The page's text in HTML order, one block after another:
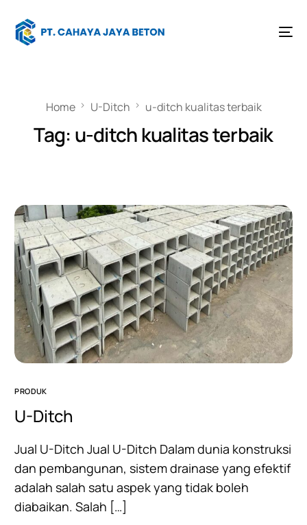
Home U-Ditch u-ditch kualitas terbaik
Tag: u-ditch kualitas terbaik
PRODUK
U-Ditch
Jual U-Ditch Jual U-Ditch Dalam dunia konstruksi
dan pembangunan, sistem drainase yang efektif
adalah salah satu aspek yang tidak boleh
diabaikan. Salah […]